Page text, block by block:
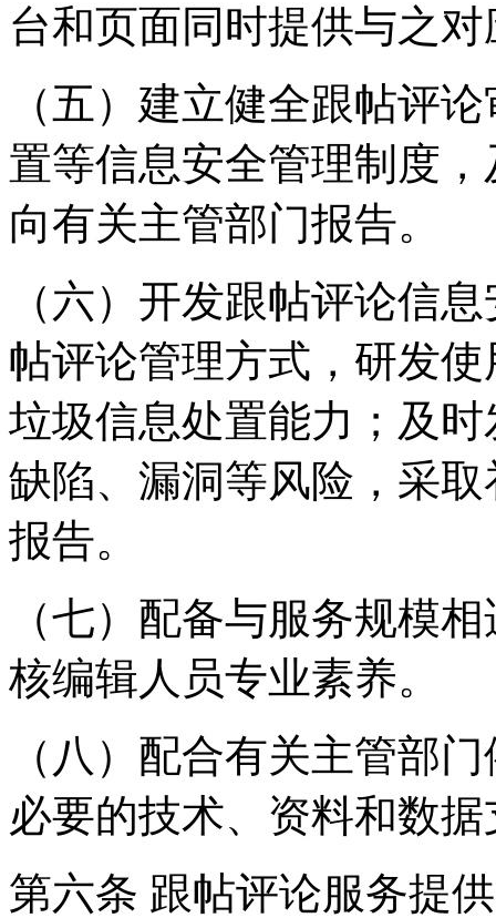
台和页面同时提供与之
（五）建立健全跟帖评
置等信息安全管理制度
向有关主管部门报告。
（六）开发跟帖评论信
帖评论管理方式，研发
垃圾信息处置能力；及
缺陷、漏洞等风险，采
报告。
（七）配备与服务规模
核编辑人员专业素养。
（八）配合有关主管部
必要的技术、资料和数
第六条 跟帖评论服务提